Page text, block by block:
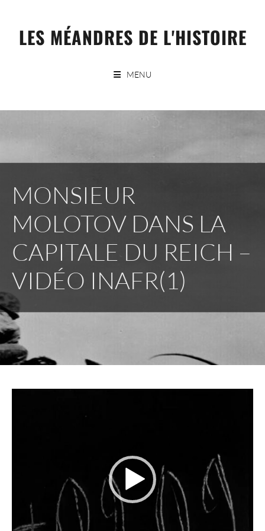
contentLES MÉANDRES DE L'HISTOIRE
MENU
MONSIEUR
MOLOTOV DANS LA
CAPITALE DU REICH –
VIDÉO INAFR(1)